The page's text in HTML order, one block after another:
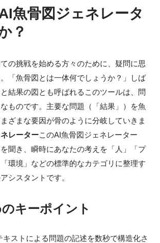
魚骨図ジェネレータ
？
の挑戦を始める方々のために、疑問に思
「魚骨図とは一体何でしょうか？」しば
結果の図とも呼ばれるこのツールは、問
ものです。主要な問題（「結果」）を魚
ざまな要因が骨のように分岐していきま
レーターこのAI魚骨図ジェネレーター
聞き、瞬時にあなたの考えを「人」「プ
環境」などの標準的なカテゴリに整理す
シスタントです。
キーポイント
キストによる問題の記述を数秒で構造化さ